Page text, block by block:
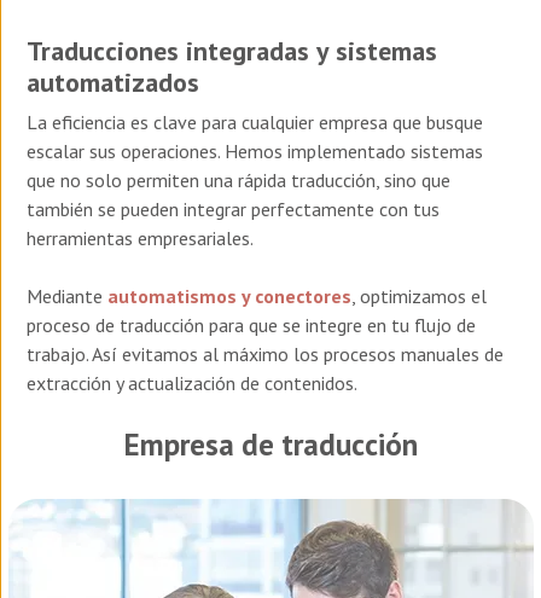
Traducciones integradas y sistemas
automatizados
La eficiencia es clave para cualquier empresa que busque
escalar sus operaciones. Hemos implementado sistemas
que no solo permiten una rápida traducción, sino que
también se pueden integrar perfectamente con tus
herramientas empresariales.
Mediante automatismos y conectores optimizamos el
proceso de traducción para que se integre en tu flujo de
trabajo. Así evitamos al máximo los procesos manuales de
extracción y actualización de contenidos.
Empresa de traducción